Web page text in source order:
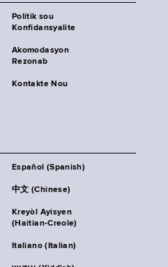
Politik sou
Konfidansyalite
Akomodasyon
Rezonab
Kontakte Nou
Español (Spanish)
中文 (Chinese)
Kreyòl Ayisyen
(Haitian-Creole)
Italiano (Italian)